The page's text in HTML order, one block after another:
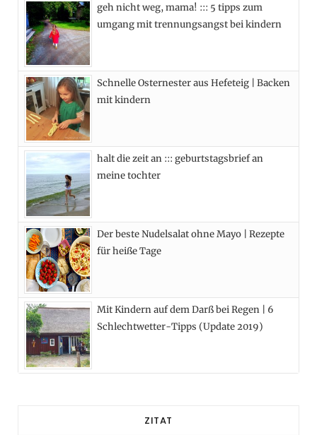
b
k
i
e
a
a
e
s
geh nicht weg, mama! ::: 5 tipps zum
umgang mit trennungsangst bei kindern
Schnelle Osternester aus Hefeteig | Backen
mit kindern
halt die zeit an ::: geburtstagsbrief an
meine tochter
Der beste Nudelsalat ohne Mayo | Rezepte
für heiße Tage
Mit Kindern auf dem Darß bei Regen | 6
Schlechtwetter-Tipps (Update 2019)
ZITAT